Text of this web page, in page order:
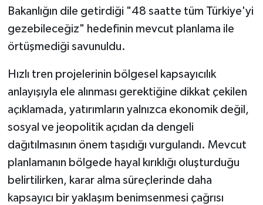
Bakanlığın dile getirdiği "48 saatte tüm Türkiye'yi
gezebileceğiz" hedefinin mevcut planlama ile
örtüşmediği savunuldu.
Hızlı tren projelerinin bölgesel kapsayıcılık
anlayışıyla ele alınması gerektiğine dikkat çekilen
açıklamada, yatırımların yalnızca ekonomik değil,
sosyal ve jeopolitik açıdan da dengeli
dağıtılmasının önem taşıdığı vurgulandı. Mevcut
planlamanın bölgede hayal kırıklığı oluşturduğu
belirtilirken, karar alma süreçlerinde daha
kapsayıcı bir yaklaşım benimsenmesi çağrısı